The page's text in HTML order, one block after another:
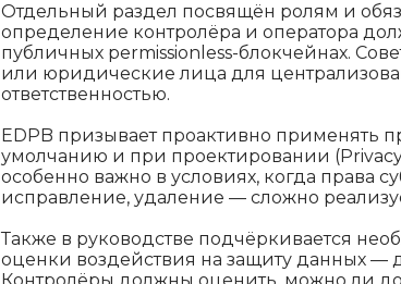
Отдельный раздел посвящён ролям и
определение контролёра и оператора
публичных permissionless-блокчейнах.
или юридические лица для
ответственностью.
EDPB призывает проактивно применять
умолчанию и при проектировании
особенно важно в условиях, когда права
исправление, удаление — сложно
Также в руководстве подчёркивается
оценки воздействия на защиту данных